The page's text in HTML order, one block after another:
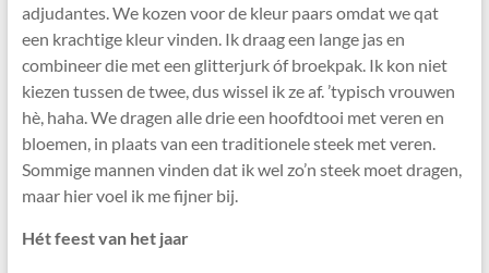
adjudantes. We kozen voor de kleur paars omdat we qat
een krachtige kleur vinden. Ik draag een lange jas en
combineer die met een glitterjurk óf broekpak. Ik kon niet
kiezen tussen de twee, dus wissel ik ze af. ’typisch vrouwen
hè, haha. We dragen alle drie een hoofdtooi met veren en
bloemen, in plaats van een traditionele steek met veren.
Sommige mannen vinden dat ik wel zo’n steek moet dragen,
maar hier voel ik me fijner bij.
Hét feest van het jaar